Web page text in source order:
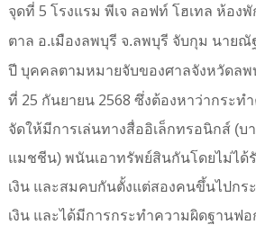
จุดที่ 5 โรงแรม พีเจ ลอฟท์ โฮเทล ห้องพั
ตาล อ.เมืองลพบุรี จ.ลพบุรี จับกุม นายณั
ปี บุคคลตามหมายจับของศาลจังหวัดลพ
ที่ 25 กันยายน 2568 ซึ่งต้องหาว่ากระท
จัดให้มีการเล่นทางสื่ออิเล็กทรอนิกส์ (บ
แมชชีน) พนันเอาทรัพย์สินกันโดยไม่ไ
เงิน และสมคบกันตั้งแต่สองคนขึ้นไปกร
เงิน และได้มีการกระทำความผิดฐานฟอ